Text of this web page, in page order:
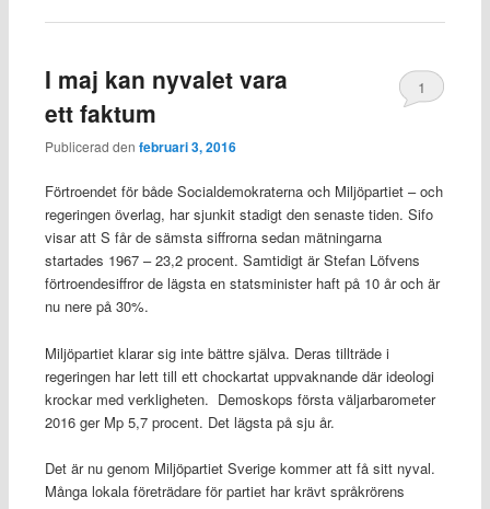
I maj kan nyvalet vara
ett faktum
Publicerad den februari 3, 2016
1
Förtroendet för både Socialdemokraterna och Miljöpartiet – och
regeringen överlag, har sjunkit stadigt den senaste tiden. Sifo
visar att S får de sämsta siffrorna sedan mätningarna
startades 1967 – 23,2 procent. Samtidigt är Stefan Löfvens
förtroendesiffror de lägsta en statsminister haft på 10 år och är
nu nere på 30%.
Miljöpartiet klarar sig inte bättre själva. Deras tillträde i
regeringen har lett till ett chockartat uppvaknande där ideologi
krockar med verkligheten. Demoskops första väljarbarometer
2016 ger Mp 5,7 procent. Det lägsta på sju år.
Det är nu genom Miljöpartiet Sverige kommer att få sitt nyval.
Många lokala företrädare för partiet har krävt språkrörens